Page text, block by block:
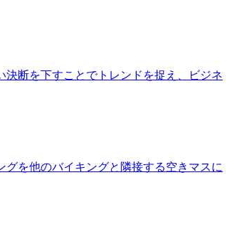
断を下すことでトレンドを捉え、ビジネ
を他のバイキングと隣接する空きマスに